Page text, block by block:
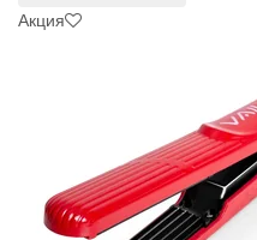
Акция